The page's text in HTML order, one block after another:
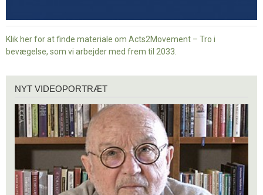
Klik her for at finde materiale om Acts2Movement – Tro i
bevægelse, som vi arbejder med frem til 2033.
videoportræt
NYT VIDEOPORTRÆT